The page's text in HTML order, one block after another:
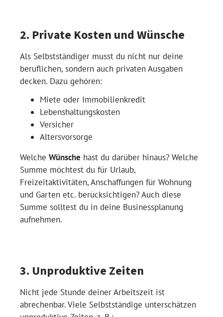
2. Private Kosten und Wünsche
Als Selbstständiger musst du nicht nur deine
beruflichen, sondern auch privaten Ausgaben
decken. Dazu gehören:
Miete oder Immobilienkredit
Lebenshaltungskosten
Versicher
Altersvorsorge
Welche Wünsche hast du darüber hinaus? Welche
Summe möchtest du für Urlaub,
Freizeitaktivitäten, Anschaffungen für Wohnung
und Garten etc. berücksichtigen? Auch diese
Summe solltest du in deine Businessplanung
aufnehmen.
3. Unproduktive Zeiten
Nicht jede Stunde deiner Arbeitszeit ist
abrechenbar. Viele Selbstständige unterschätzen